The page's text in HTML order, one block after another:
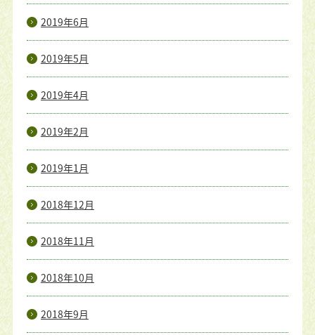
2019年6月
2019年5月
2019年4月
2019年2月
2019年1月
2018年12月
2018年11月
2018年10月
2018年9月